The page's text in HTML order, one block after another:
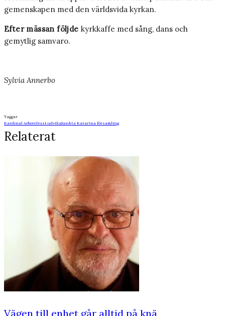
gemenskapen med den världsvida kyrkan.
Efter mässan följde kyrkkaffe med sång, dans och
gemytlig samvaro.
Sylvia Annerbo
Taggar
Kardinal ArboreliusLudvikaSankta Katarina församling
Relaterat
Vägen till enhet går alltid på knä